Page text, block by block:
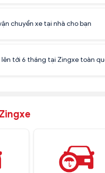
chuyển xe tại nhà cho bạn
lên tới 6 tháng tại Zingxe toàn
Zingxe